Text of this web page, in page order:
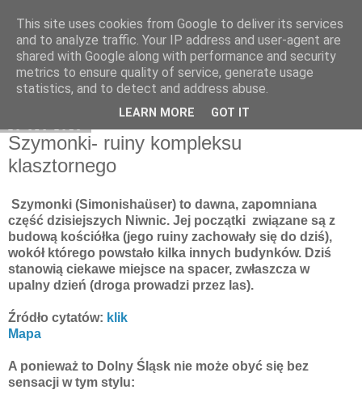
Moje miejsce
Szymonki- ruiny kompleksu
klasztornego
Szymonki (Simonishaüser) to dawna, zapomniana
część dzisiejszych Niwnic. Jej początki związane są z
budową kościółka (jego ruiny zachowały się do dziś),
wokół którego powstało kilka innych budynków. Dziś
stanowią ciekawe miejsce na spacer, zwłaszcza w
upalny dzień (droga prowadzi przez las).
Źródło cytatów: klik
Mapa
A ponieważ to Dolny Śląsk nie może obyć się bez
sensacji w tym stylu:
This site uses cookies from Google to deliver its services
and to analyze traffic. Your IP address and user-agent are
shared with Google along with performance and security
metrics to ensure quality of service, generate usage
statistics, and to detect and address abuse.
LEARN MORE GOT IT